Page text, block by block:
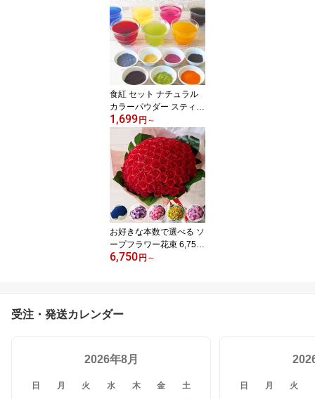
ナイト ハンドメイド 工
作 二液性レジン 工芸品
手芸用品 ホビー用品 レ
ジンアート 自由研究
食紅 セット ナチュラル
カラーパウダー スティッ
ク 1699円~ 着色料 粉末
食用色素 7色セット 赤 紫
黄 橙 青 緑 黒 色粉 キャ
ラ弁 クリスマス フード
カラー 野菜パウダー か
ぼちゃ 紅麹 ビーツ βカロ
テン 抹茶 バタフライピ
ー 黒豆皮 アイシングカ
ラー
1,699 円 ～
お好きな本数で選べる ソ
ープフラワー花束 6,750
円～ 送料無料 誕生日ギ
ケ 花束 卒業式 入学式 還
暦 古希 喜寿 発表会 結婚
6,750 円 ～
受注・発送カレンダー
2026年8月
日 月 火 水 木 金 土 日 月 火